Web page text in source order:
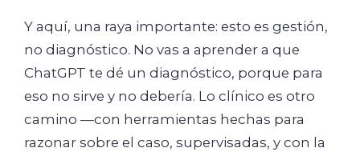
Y aquí, una raya importante: esto es gestión,
no diagnóstico. No vas a aprender a que
ChatGPT te dé un diagnóstico, porque para
eso no sirve y no debería. Lo clínico es otro
camino —con herramientas hechas para
razonar sobre el caso, supervisadas, y con la